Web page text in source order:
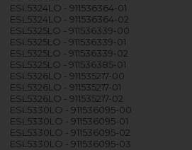
ESL5324LO - 911536364-01
ESL5324LO - 911536364-02
ESL5325LO - 911536339-00
ESL5325LO - 911536339-01
ESL5325LO - 911536339-02
ESL5325LO - 911536385-01
ESL5326LO - 911535217-00
ESL5326LO - 911535217-01
ESL5326LO - 911535217-02
ESL5330LO - 911536095-00
ESL5330LO - 911536095-01
ESL5330LO - 911536095-02
ESL5330LO - 911536095-03